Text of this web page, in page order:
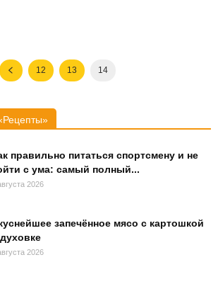
12 13 14
правильно питаться спортсмену и не
с ума: самый полный...
2026
запечённое мясо с картошкой
2026